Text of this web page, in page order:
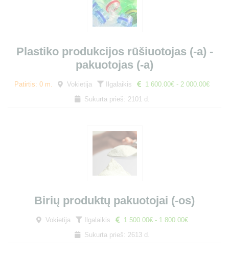
Plastiko produkcijos rūšiuotojas (-a) -
pakuotojas (-a)
Patirtis: 0 m. Vokietija Ilgalaikis
1 600.00€ - 2 000.00€
Sukurta prieš: 2101 d.
Birių produktų pakuotojai (-os)
Vokietija Ilgalaikis
1 500.00€ - 1 800.00€
Sukurta prieš: 2613 d.